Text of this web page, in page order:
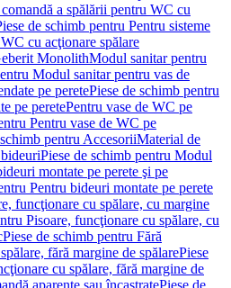
a spălării pentru WC cu
de schimb pentru Pentru sisteme
cu acţionare spălare
MonolithModul sanitar pentru
Modul sanitar pentru vas de
pe peretePiese de schimb pentru
pe peretePentru vase de WC pe
Pentru vase de WC pe
pentru AccesoriiMaterial de
Piese de schimb pentru Modul
montate pe perete şi pe
Pentru bideuri montate pe perete
funcţionare cu spălare, cu margine
Pisoare, funcţionare cu spălare, cu
Piese de schimb pentru Fără
fără margine de spălarePiese
cu spălare, fără margine de
aparente sau încastratePiese de